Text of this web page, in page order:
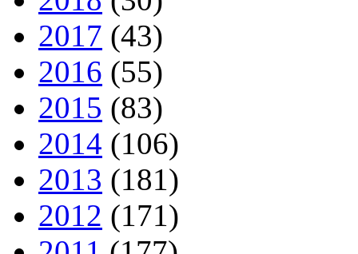
2017 (43)
2016 (55)
2015 (83)
2014 (106)
2013 (181)
2012 (171)